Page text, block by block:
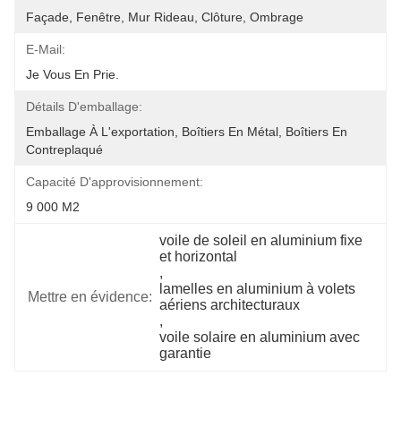
Façade, Fenêtre, Mur Rideau, Clôture, Ombrage
E-Mail:
Je Vous En Prie.
Détails D'emballage:
Emballage À L'exportation, Boîtiers En Métal, Boîtiers En
Contreplaqué
Capacité D'approvisionnement:
9 000 M2
Mettre en évidence:
voile de soleil en aluminium fixe
et horizontal
,
lamelles en aluminium à volets
aériens architecturaux
,
voile solaire en aluminium avec
garantie